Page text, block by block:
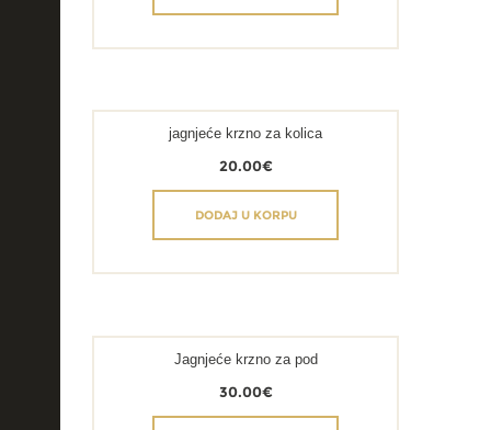
jagnjeće krzno za kolica
20.00€
DODAJ U KORPU
Jagnjeće krzno za pod
30.00€